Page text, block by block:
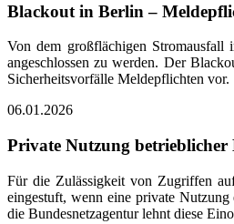
Blackout in Berlin –
Von dem großflächigen
angeschlossen zu werden. Der
Sicherheitsvorfälle Meldepflichten vor.
06.01.2026
Private Nutzung betrieblicher
Für die Zulässigkeit von Zugriffen
eingestuft, wenn eine private
die Bundesnetzagentur lehnt diese